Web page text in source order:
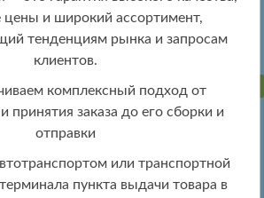
» 8000/1W WHT
ПРОДАНО
цены и широкий ассортимент,
тенденциям рынка и запросам
клиентов.
комплексный подход от
принятия заказа до его сборки и
отправки
или транспортной
пункта выдачи товара в